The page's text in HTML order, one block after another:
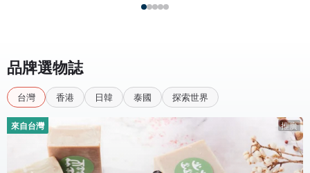
品牌選物誌
台灣 香港 日韓 泰國 探索世界
來自台灣 推廣